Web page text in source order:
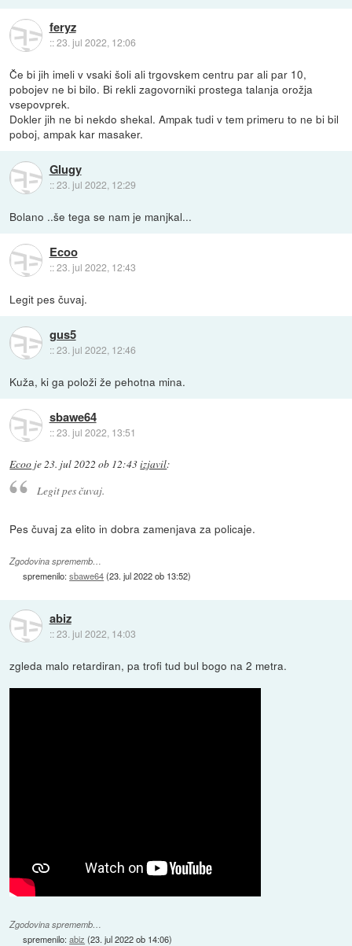
feryz
::23. jul 2022, 12:06
Če bi jih imeli v vsaki šoli ali trgovskem centru par ali par 10,
pobojev ne bi bilo. Bi rekli zagovorniki prostega talanja orožja
vsepovprek.
Dokler jih ne bi nekdo shekal. Ampak tudi v tem primeru to ne bi bil
poboj, ampak kar masaker.
Glugy
::23. jul 2022, 12:29
Bolano ..še tega se nam je manjkal...
Ecoo
::23. jul 2022, 12:43
Legit pes čuvaj.
gus5
::23. jul 2022, 12:46
Kuža, ki ga položi že pehotna mina.
sbawe64
::23. jul 2022, 13:51
Ecoo je23. jul 2022 ob 12:43izjavil:
Legit pes čuvaj.
Pes čuvaj za elito in dobra zamenjava za policaje.
Zgodovina sprememb…
spremenilo:sbawe64(23. jul 2022 ob 13:52)
abiz
::23. jul 2022, 14:03
zgleda malo retardiran, pa trofi tud bul bogo na 2 metra.
Zgodovina sprememb…
spremenilo:abiz (23. jul 2022 ob 14:06)